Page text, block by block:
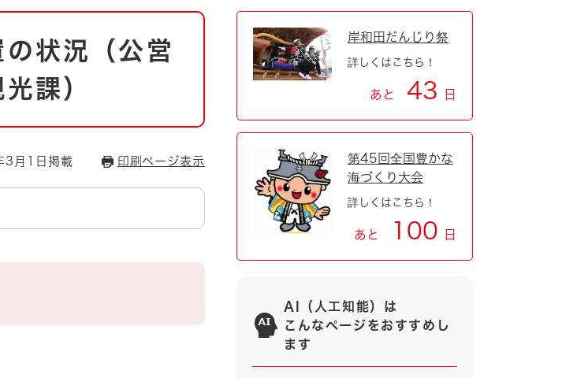
福祉・介護
職員採用情報
状況（公営
課）
3月1日掲載 印刷ページ表示
岸和田だんじり祭
詳しくはこちら！
あと 43 日
第45回全国豊かな
海づくり大会
詳しくはこちら！
あと 100 日
AI（人工知能）は
こんなページをおすすめし
ます